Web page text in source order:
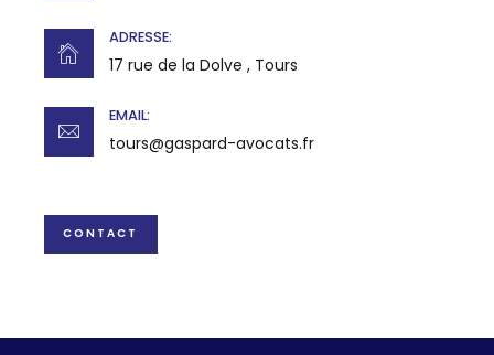
ADRESSE:
17 rue de la Dolve , Tours
EMAIL:
tours@gaspard-avocats.fr
CONTACT